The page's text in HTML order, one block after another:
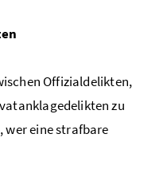
Offizialdelikten,
zu
wer eine strafbare